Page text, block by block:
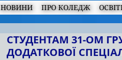
НОВИНИ ПРО КОЛЕДЖ
СТУДЕНТАМ 31-ОМ
ДОДАТКОВОЇ